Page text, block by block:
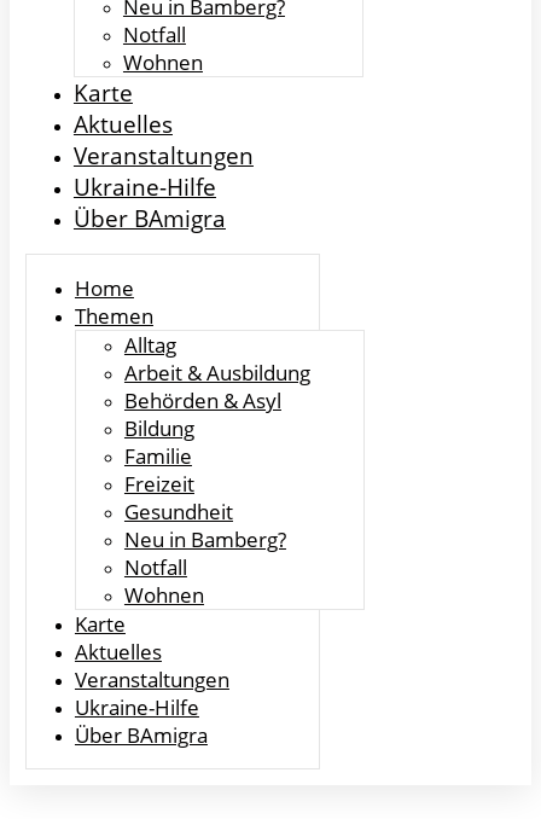
Neu in Bamberg?
Notfall
Wohnen
Karte
Aktuelles
Veranstaltungen
Ukraine-Hilfe
Über BAmigra
Home
Themen
Alltag
Arbeit & Ausbildung
Behörden & Asyl
Bildung
Familie
Freizeit
Gesundheit
Neu in Bamberg?
Notfall
Wohnen
Karte
Aktuelles
Veranstaltungen
Ukraine-Hilfe
Über BAmigra